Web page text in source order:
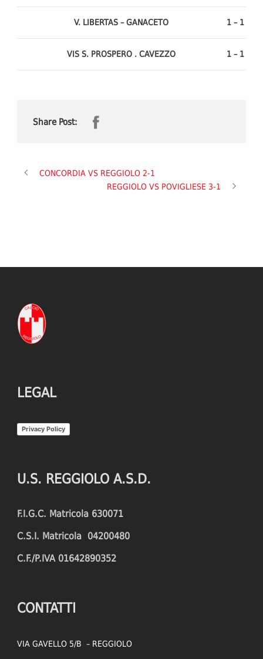
V. LIBERTAS – GANACETO 1 – 1
VIS S. PROSPERO . CAVEZZO 1 – 1
Share Post:
CONCORDIA VS REGGIOLO 2-1
REGGIOLO VS POVIGLIESE 3-1
LEGAL
Privacy Policy
U.S. REGGIOLO A.S.D.
F.I.G.C. Matricola 630071
C.S.I. Matricola 04200480
C.F./P.IVA 01642890352
CONTATTI
VIA GAVELLO 5/B – REGGIOLO